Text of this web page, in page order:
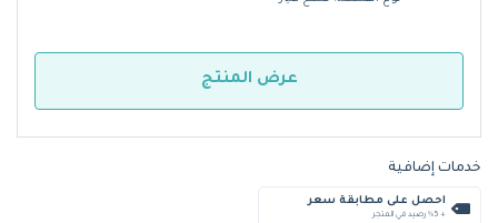
عرض المنتج
خدمات إضافية
احصل على مطابقة سعر
+ %5 رصيد في المتجر